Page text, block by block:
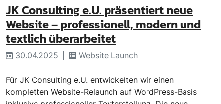
JK Consulting e.U. präsentiert neue
Website – professionell, modern und
textlich überarbeitet
30.04.2025 Website Launch
Für JK Consulting e.U. entwickelten wir einen
kompletten Website-Relaunch auf WordPress-Basis